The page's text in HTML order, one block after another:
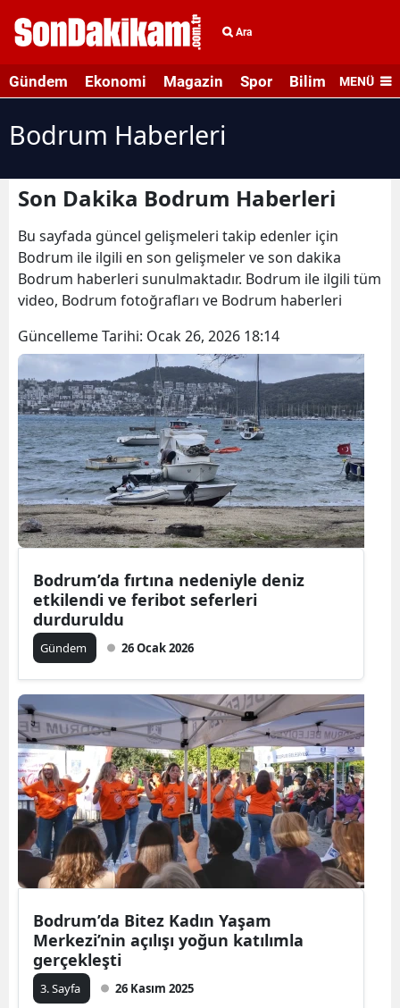
Ara
Gündem Ekonomi Magazin Spor Bilim veMENÜ
Bodrum Haberleri
Son Dakika Bodrum Haberleri
Bu sayfada güncel gelişmeleri takip edenler için
Bodrum ile ilgili en son gelişmeler ve son dakika
Bodrum haberleri sunulmaktadır. Bodrum ile ilgili tüm
video, Bodrum fotoğrafları ve Bodrum haberleri
Güncelleme Tarihi: Ocak 26, 2026 18:14
Bodrum’da fırtına nedeniyle deniz
etkilendi ve feribot seferleri
durduruldu
Gündem 26 Ocak 2026
Bodrum’da Bitez Kadın Yaşam
Merkezi’nin açılışı yoğun katılımla
gerçekleşti
3. Sayfa 26 Kasım 2025